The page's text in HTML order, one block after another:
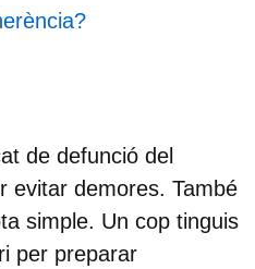
de defunció del
evitar demores. També
simple. Un cop tinguis
per preparar